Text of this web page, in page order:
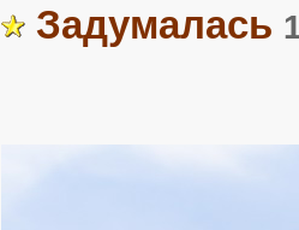
Задумалась